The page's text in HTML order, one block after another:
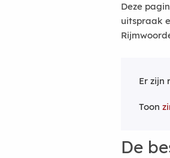
Deze
uitspraak
Er zijn
Toon
De